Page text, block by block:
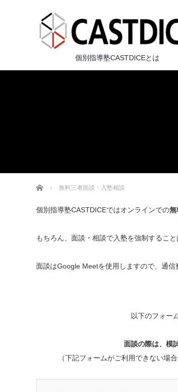
個別指導塾CASTDICEとは
ホーム 無料三者面談・入塾相談
個別指導塾CASTDICEではオンラインでの無
もちろん、面談・相談で入塾を強制すること
面談はGoogle Meetを使用しますので、通信
以下のフォー
面談の際は、模
（下記フォームがご利用できない場